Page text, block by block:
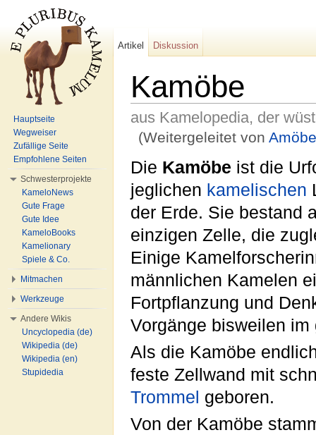
Kamöbe
aus Kamelopedia, der
(Weitergeleitet von
Die Kamöbe ist die
jeglichen kamelischen
der Erde. Sie bestand
einzigen Zelle, die
Einige
männlichen Kamelen
Fortpflanzung und
Vorgänge bisweilen
Als die Kamöbe
feste Zellwand mit
Trommel geboren.
Von der Kamöbe
Artikel Diskussion
Hauptseite
Wegweiser
Zufällige Seite
Empfohlene Seiten
Schwesterprojekte
KameloNews
Gute Frage
Gute Idee
KameloBooks
Kamelionary
Spiele & Co.
Mitmachen
Werkzeuge
Andere Wikis
Uncyclopedia (de)
Wikipedia (de)
Wikipedia (en)
Stupidedia